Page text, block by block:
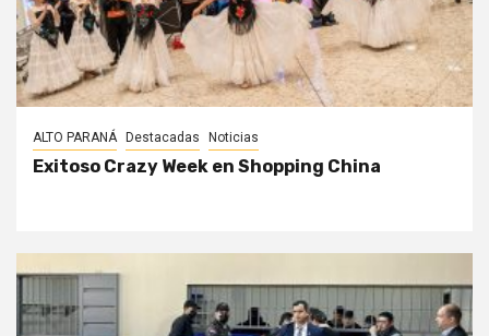
ALTO PARANÁ Destacadas Noticias
Exitoso Crazy Week en Shopping China